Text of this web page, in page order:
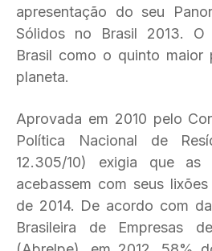
apresentação do seu
Sólidos no Brasil 2013.
Brasil como o quinto
planeta.
Aprovada em 2010 pelo
Política Nacional de
12.305/10) exigia que as
acebassem com seus
de 2014. De acordo com
Brasileira de Empresas